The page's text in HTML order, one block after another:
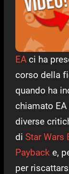
EA ci ha
corso della
quando ha
chiamato
diverse
di Star Wars
Payback e,
per